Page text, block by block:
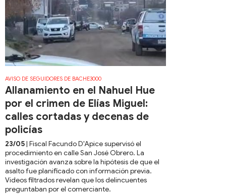
AVISO DE SEGUIDORES DE BACHE3000
Allanamiento en el Nahuel Hue
por el crimen de Elías Miguel:
calles cortadas y decenas de
policías
23/05| Fiscal Facundo D'Apice supervisó el
procedimiento en calle San José Obrero. La
investigación avanza sobre la hipótesis de que el
asalto fue planificado con información previa.
Videos filtrados revelan que los delincuentes
preguntaban por el comerciante.